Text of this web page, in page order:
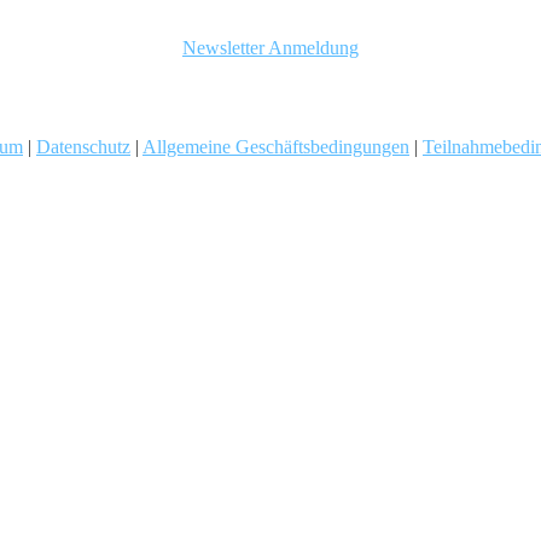
Newsletter Anmeldung
| Datenschutz | Allgemeine Geschäftsbedingungen |